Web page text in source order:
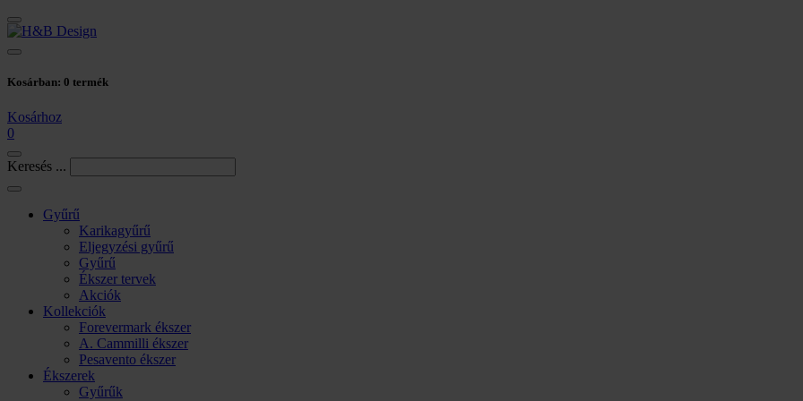
Kosárban: 0 termék
Kosárhoz
0
Keresés ...
Gyűrű
Karikagyűrű
Eljegyzési gyűrű
Gyűrű
Ékszer tervek
Akciók
Kollekciók
Forevermark ékszer
A. Cammilli ékszer
Pesavento ékszer
Ékszerek
Gyűrűk